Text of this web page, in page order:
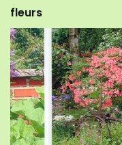
fleurs